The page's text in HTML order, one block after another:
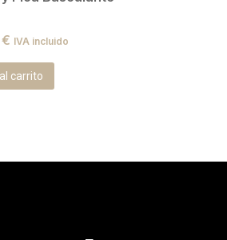
€ IVA incluido
carrito